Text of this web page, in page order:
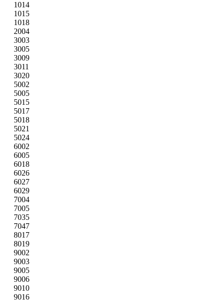
1014
1015
1018
2004
3003
3005
3009
3011
3020
5002
5005
5015
5017
5018
5021
5024
6002
6005
6018
6026
6027
6029
7004
7005
7035
7047
8017
8019
9002
9003
9005
9006
9010
9016